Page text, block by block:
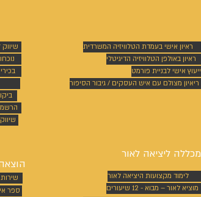
ראיון אישי בעמדת הטלוויזיה המשרדית
ראיון באולפן הטלוויזיה הדיגיטלי
ייעוץ אישי לבניית פורמט
ריאיון מצולם עם איש העסקים / גיבור הסיפור
ספר
מכללה ליציאה לאור
לימוד מקצועות היציאה לאור
מוציא לאור – מבוא - 12 שיעורים